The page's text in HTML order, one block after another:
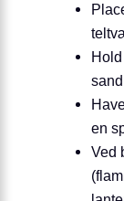
Hold
en
Ved